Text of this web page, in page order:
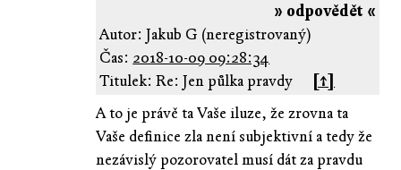
» odpovědět «
Autor: Jakub G (neregistrovaný)
Čas: 2018-10-09 09:28:34
Titulek: Re: Jen půlka pravdy
[↑]
A to je právě ta Vaše iluze, že zrovna ta
Vaše definice zla není subjektivní a tedy že
nezávislý pozorovatel musí dát za pravdu